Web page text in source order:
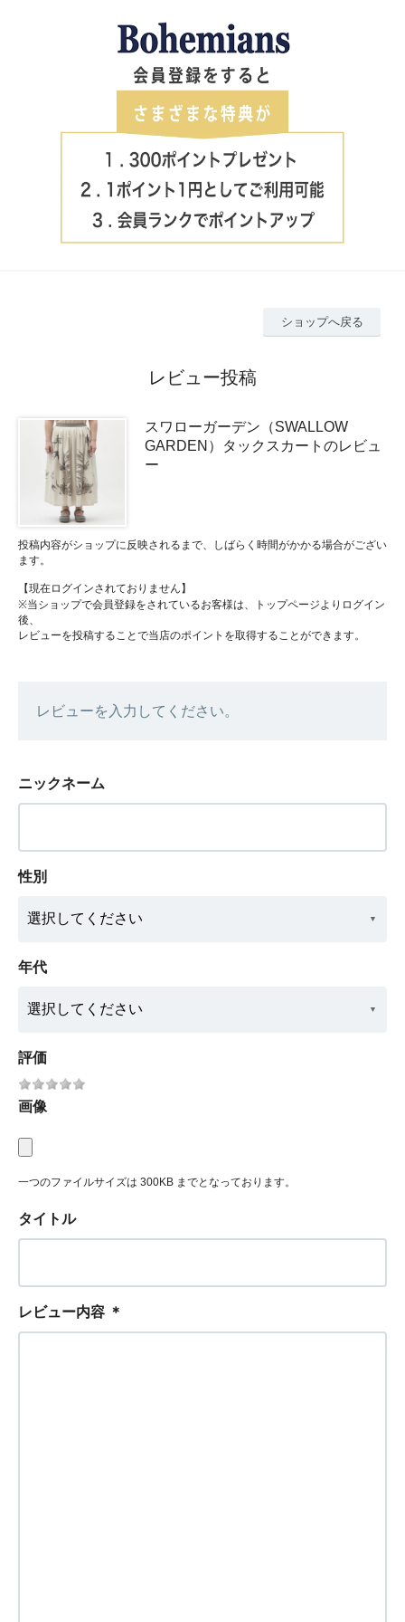
ショップへ戻る
レビュー投稿
スワローガーデン（SWALLOW
GARDEN）タックスカートのレビュ
ー
投稿内容がショップに反映されるまで、しばらく時間がかかる場合がござい
ます。
【現在ログインされておりません】
※当ショップで会員登録をされているお客様は、トップページよりログイン
後、
レビューを投稿することで当店のポイントを取得することができます。
レビューを入力してください。
ニックネーム
性別
年代
評価
画像
一つのファイルサイズは 300KB までとなっております。
タイトル
レビュー内容 ＊